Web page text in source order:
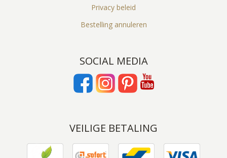
Privacy beleid
Bestelling annuleren
SOCIAL MEDIA
VEILIGE BETALING